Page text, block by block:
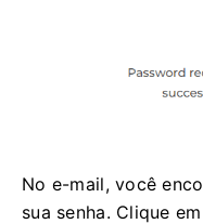
No e-mail, você
sua senha. Clique